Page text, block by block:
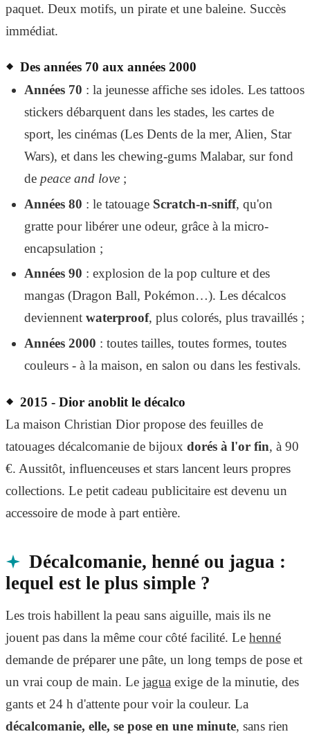
paquet. Deux motifs, un pirate et une baleine. Succès
immédiat.
Des années 70 aux années 2000
Années 70 : la jeunesse affiche ses idoles. Les tattoos
stickers débarquent dans les stades, les cartes de
sport, les cinémas (Les Dents de la mer, Alien, Star
Wars), et dans les chewing-gums Malabar, sur fond
de peace and love;
Années 80 : le tatouage Scratch-n-sniff, qu'on
gratte pour libérer une odeur, grâce à la micro-
encapsulation ;
Années 90 : explosion de la pop culture et des
mangas (Dragon Ball, Pokémon…). Les décalcos
deviennent waterproof, plus colorés, plus travaillés ;
Années 2000 : toutes tailles, toutes formes, toutes
couleurs - à la maison, en salon ou dans les festivals.
2015 - Dior anoblit le décalco
La maison Christian Dior propose des feuilles de
tatouages décalcomanie de bijoux dorés à l'or fin, à 90
€. Aussitôt, influenceuses et stars lancent leurs propres
collections. Le petit cadeau publicitaire est devenu un
accessoire de mode à part entière.
Décalcomanie, henné ou jagua :
lequel est le plus simple ?
Les trois habillent la peau sans aiguille, mais ils ne
jouent pas dans la même cour côté facilité. Le henné
demande de préparer une pâte, un long temps de pose et
un vrai coup de main. Le jagua exige de la minutie, des
gants et 24 h d'attente pour voir la couleur. La
décalcomanie, elle, se pose en une minute, sans rien